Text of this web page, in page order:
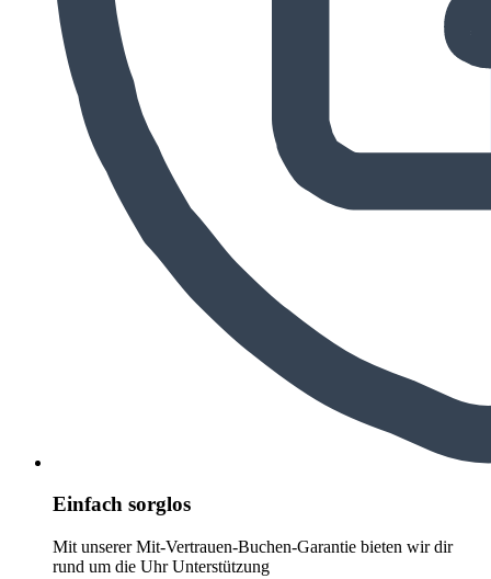
Einfach sorglos
Mit unserer Mit-Vertrauen-Buchen-Garantie bieten wir dir
rund um die Uhr Unterstützung